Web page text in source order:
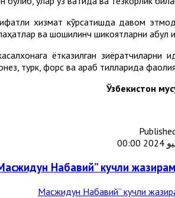
хизмат кўрсатишда давом
ва шошилинч шикоятларни қабул
ётказилган зиёратчиларни
турк, форс ва араб тилларида
Ўзбекистон